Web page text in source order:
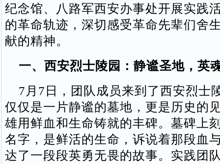
纪念馆、八路军西安办事处开展实践
的革命轨迹，深切感受革命先辈们舍
献的精神。
一、西安烈士陵园：静谧圣地，英
7月7日，团队成员来到了西安烈士
仅仅是一片静谧的墓地，更是历史的
雄用鲜血和生命铸就的丰碑。墓碑上
名字，是鲜活的生命，诉说着那段血
达了一段段英勇无畏的故事。实践团